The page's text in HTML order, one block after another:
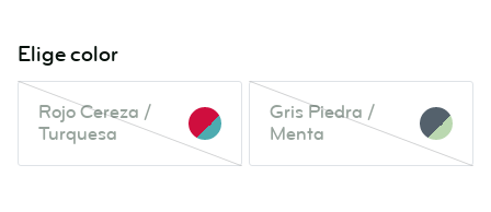
Elige color
Rojo Cereza /
Turquesa
Rojo
Cereza
Turquesa
Gris Piedra /
Menta
Gris
Piedra
Menta